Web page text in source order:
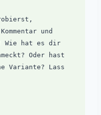
und
Wie hat es dir
Oder hast
Variante? Lass